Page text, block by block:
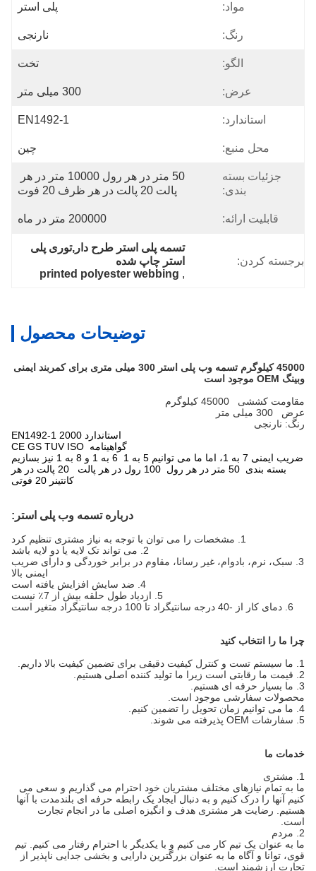
مواد: پلی استر
رنگ: نارنجی
الگو: تخت
عرض: 300 میلی متر
استاندارد: EN1492-1
محل منبع: چین
جزئیات بسته
بندی:
50 متر در هر رول 10000 متر در هر
پالت 20 پالت در هر ظرف 20 فوت
قابلیت ارائه: 200000 متر در ماه
برجسته کردن:
تسمه پلی استر طرح دار,توری پلی
استر چاپ شده
,
printed polyester webbing
توضیحات محصول
45000 کیلوگرم تسمه وب پلی استر 300 میلی متری برای کمربند ایمنی
وبینگ OEM موجود است
مقاومت کششی 45000 کیلوگرم
عرض 300 میلی متر
رنگ: نارنجی
استاندارد EN1492-1 2000
گواهینامه CE GS TUV ISO
ضریب ایمنی 7 به 1، اما ما می توانیم 5 به 1 6 به 1 و 8 به 1 نیز بسازیم
بسته بندی 50 متر در هر رول 100 رول در هر پالت 20 پالت در هر
کانتینر 20 فوتی
درباره تسمه وب پلی استر:
3. سبک، نرم، بادوام، غیر رسانا، مقاوم در برابر خوردگی و دارای ضریب
ایمنی بالا
4. ضد سایش افزایش یافته است
5. ازدیاد طول حلقه بیش از 7٪ نیست
چرا ما را انتخاب کنید
محصولات سفارشی موجود است.
4. ما می توانیم زمان تحویل را تضمین کنیم.
5. سفارشات OEM پذیرفته می شوند.
خدمات ما
ما به تمام نیازهای مختلف مشتریان خود احترام می گذاریم و سعی می
کنیم آنها را درک کنیم و به دنبال ایجاد یک رابطه حرفه ای بلندمدت با آنها
هستیم. رضایت هر مشتری هدف و انگیزه اصلی ما در انجام تجارت
است.
ما به عنوان یک تیم کار می کنیم و با یکدیگر با احترام رفتار می کنیم. تیم
قوی، توانا و آگاه ما به عنوان بزرگترین دارایی و بخشی جدایی ناپذیر از
تجارت ارزشمند است.